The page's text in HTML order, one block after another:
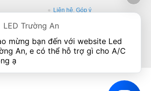
Liên hệ, Góp ý
LED Trường An
mừng bạn đến với website Led
An, e có thể hỗ trợ gì cho A/C
ạ